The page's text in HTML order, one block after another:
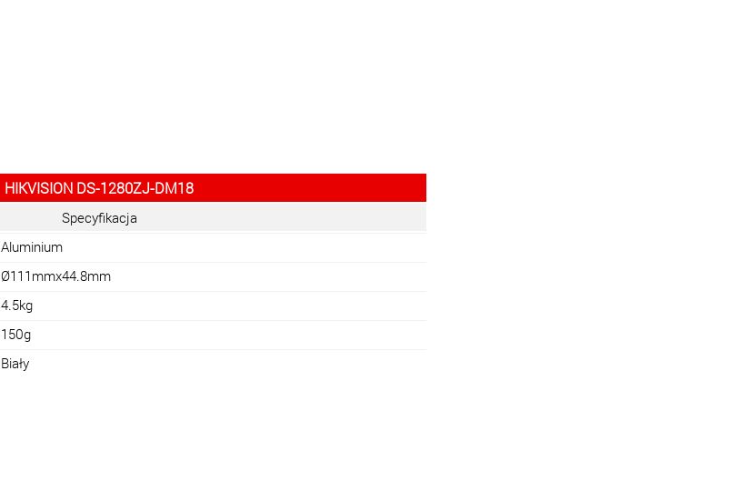
HIKVISION DS-1280ZJ-DM18
Specyfikacja
Aluminium
Ø111mmx44.8mm
4.5kg
150g
Biały